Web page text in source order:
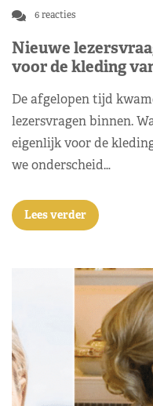
6 reacties
Nieuwe
voor de kleding
De afgelopen tijd
lezersvragen binnen.
eigenlijk voor de
we onderscheid…
Lees verder